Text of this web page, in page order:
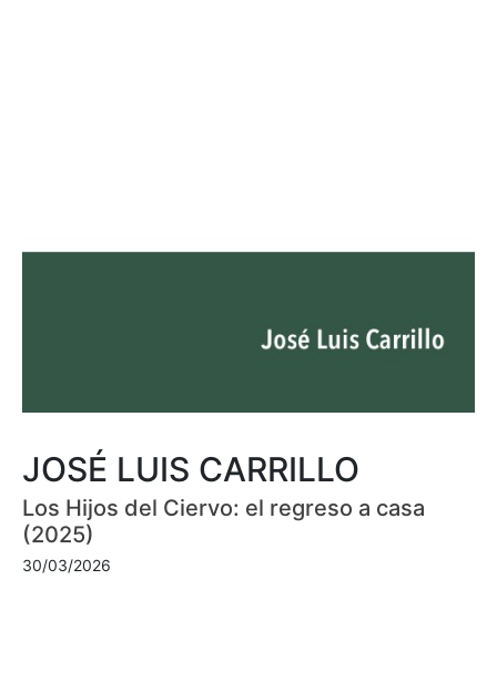
JOSÉ LUIS CARRILLO
Los Hijos del Ciervo: el regreso a casa
(2025)
30/03/2026